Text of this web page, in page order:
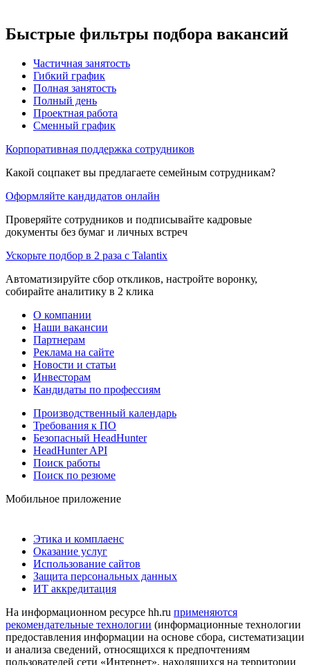
Быстрые фильтры подбора вакансий
Частичная занятость
Гибкий график
Полная занятость
Полный день
Проектная работа
Сменный график
Корпоративная поддержка сотрудников
Какой соцпакет вы предлагаете семейным сотрудникам?
Оформляйте кандидатов онлайн
Проверяйте сотрудников и подписывайте кадровые
документы без бумаг и личных встреч
Ускорьте подбор в 2 раза с Talantix
Автоматизируйте сбор откликов, настройте воронку,
собирайте аналитику в 2 клика
О компании
Наши вакансии
Партнерам
Реклама на сайте
Новости и статьи
Инвесторам
Кандидаты по профессиям
Производственный календарь
Требования к ПО
Безопасный HeadHunter
HeadHunter API
Поиск работы
Поиск по резюме
Мобильное приложение
Этика и комплаенс
Оказание услуг
Использование сайтов
Защита персональных данных
ИТ аккредитация
На информационном ресурсе hh.ru применяются
рекомендательные технологии (информационные технологии
предоставления информации на основе сбора, систематизации
и анализа сведений, относящихся к предпочтениям
пользователей сети «Интернет», находящихся на территории